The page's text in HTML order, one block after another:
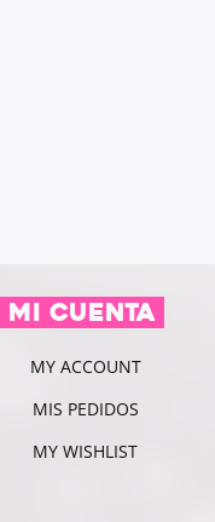
MI CUENTA
MY ACCOUNT
MIS PEDIDOS
MY WISHLIST